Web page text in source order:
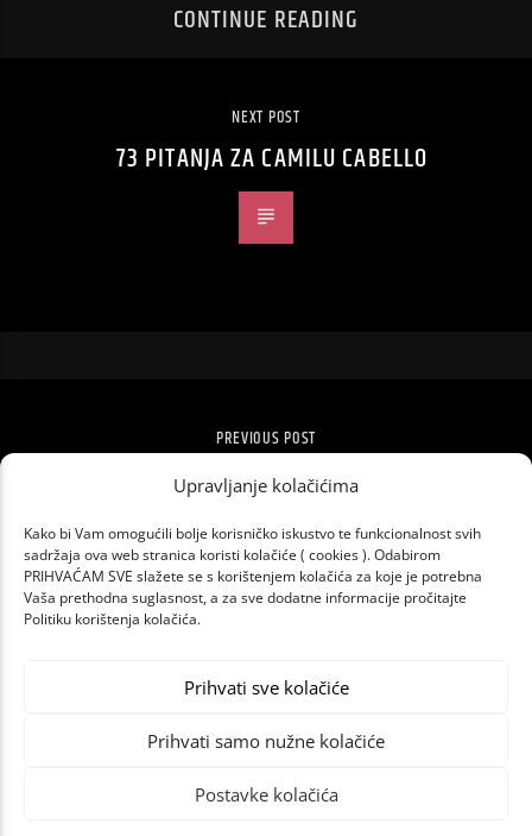
Upravljanje kolačićima
Kako bi Vam omogućili bolje korisničko iskustvo te funkcionalnost svih
sadržaja ova web stranica koristi kolačiće ( cookies ). Odabirom
PRIHVAĆAM SVE slažete se s korištenjem kolačića za koje je potrebna
Vaša prethodna suglasnost, a za sve dodatne informacije pročitajte
Politiku korištenja kolačića.
Prihvati sve kolačiće
Prihvati samo nužne kolačiće
Postavke kolačića
CONTINUE READING
NEXT POST
73 PITANJA ZA CAMILU CABELLO
PREVIOUS POST
FATBOY SLIM U ZAGREBU!